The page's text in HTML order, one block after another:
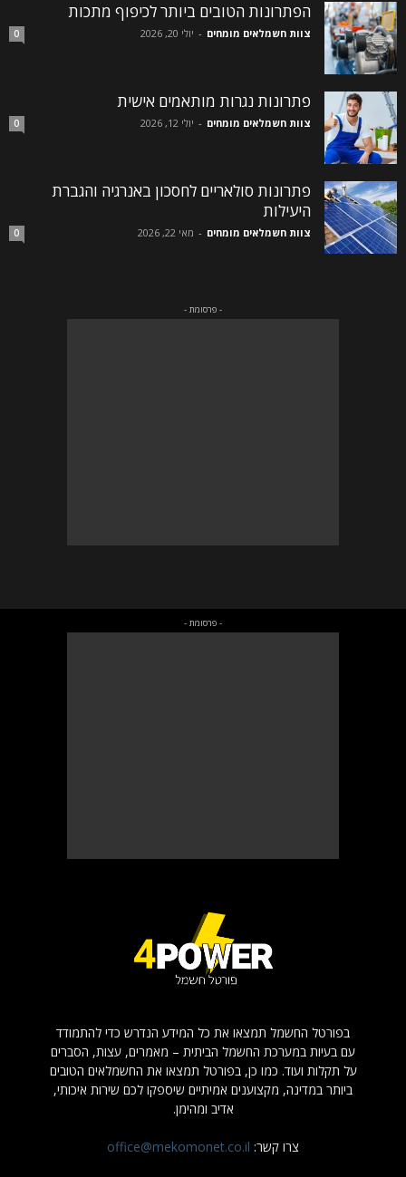
הפתרונות הטובים ביותר לכיפוף מתכות
צוות חשמלאים מומחים - יולי 20, 2026 0
פתרונות נגרות מותאמים אישית
צוות חשמלאים מומחים - יולי 12, 2026 0
פתרונות סולאריים לחסכון באנרגיה והגברת
היעילות
צוות חשמלאים מומחים - מאי 22, 2026 0
- פרסומת -
- פרסומת -
בפורטל החשמל תמצאו את כל המידע הנדרש כדי להתמודד
עם בעיות במערכת החשמל הביתית – מאמרים, עצות, הסברים
על תקלות ועוד. כמו כן, בפורטל תמצאו את החשמלאים הטובים
ביותר במדינה, מקצוענים אמיתיים שיספקו לכם שירות איכותי,
אדיב ומהימן.
צרו קשר: office@mekomonet.co.il